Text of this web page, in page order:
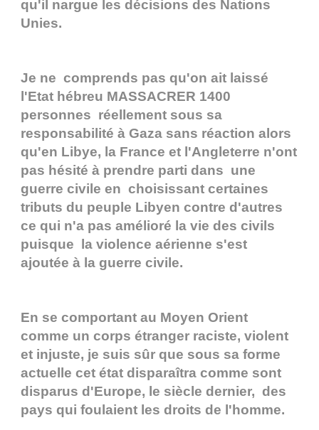
qu'il nargue les décisions des Nations
Unies.
Je ne comprends pas qu'on ait laissé
l'Etat hébreu MASSACRER 1400
personnes réellement sous sa
responsabilité à Gaza sans réaction alors
qu'en Libye, la France et l'Angleterre n'ont
pas hésité à prendre parti dans une
guerre civile en choisissant certaines
tributs du peuple Libyen contre d'autres
ce qui n'a pas amélioré la vie des civils
puisque la violence aérienne s'est
ajoutée à la guerre civile.
En se comportant au Moyen Orient
comme un corps étranger raciste, violent
et injuste, je suis sûr que sous sa forme
actuelle cet état disparaîtra comme sont
disparus d'Europe, le siècle dernier, des
pays qui foulaient les droits de l'homme.